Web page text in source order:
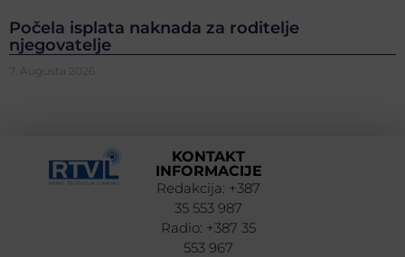
Počela isplata naknada za roditelje
njegovatelje
7. Augusta 2026.
KONTAKT
INFORMACIJE
Redakcija: +387
35 553 987
Radio: +387 35
553 967